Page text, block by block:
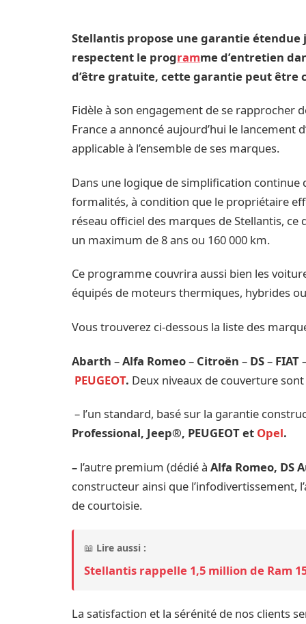
Stellantis propose une garantie étendue
respectent le programme d’entretien
d’être gratuite, cette garantie peut être
Fidèle à son engagement de se rapprocher
France a annoncé aujourd’hui le
applicable à l’ensemble de ses marques.
Dans une logique de simplification
formalités, à condition que le propriétaire
réseau officiel des marques de Stellantis,
un maximum de 8 ans ou 160 000 km.
Ce programme couvrira aussi bien les
équipés de moteurs thermiques, hybrides
Vous trouverez ci-dessous la liste des
Abarth –Alfa Romeo– Citroën – DS– FIAT
PEUGEOT. Deux niveaux de couverture
– l’un standard, basé sur la garantie
Professional, Jeep®, PEUGEOT et Opel.
– l’autre premium (dédié àAlfa Romeo, DS
constructeur ainsi que l’infodivertissement,
de courtoisie.
📖 Lire aussi :
Stellantis rappelle 1,5 million de Ram
La satisfaction et la sérénité de nos clients